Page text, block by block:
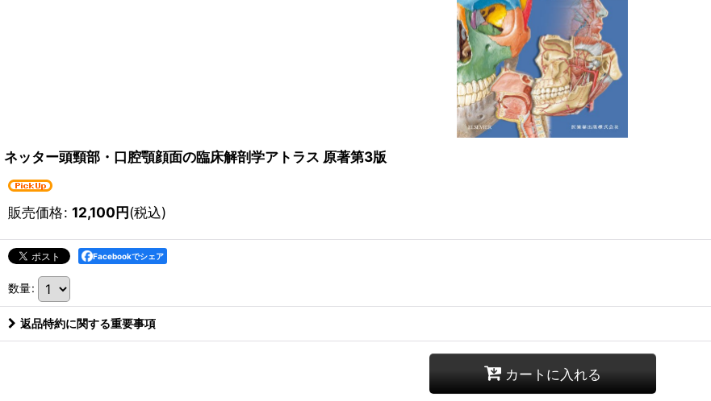
ネッター頭頸部・口腔顎顔面の臨床解剖学アトラス 原著第3版
販売価格: 12,100円(税込)
Facebookでシェア
数量:
返品特約に関する重要事項
カートに入れる